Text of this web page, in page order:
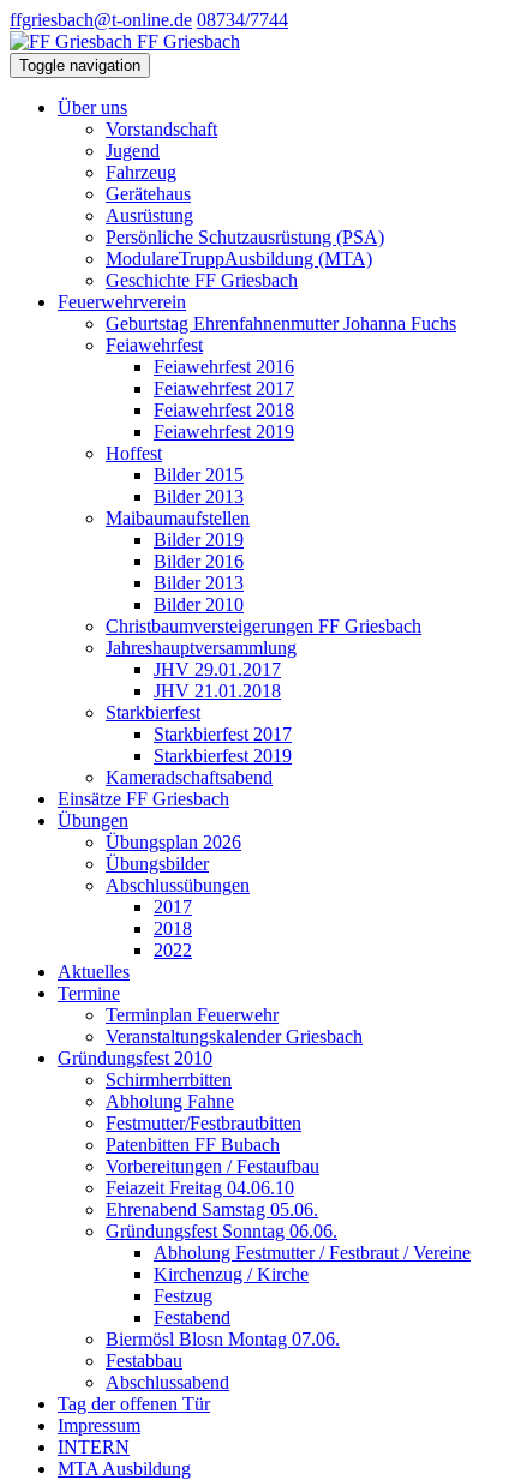
ffgriesbach@t-online.de 08734/7744
FF Griesbach
Toggle navigation
Über uns
Vorstandschaft
Jugend
Fahrzeug
Gerätehaus
Ausrüstung
Persönliche Schutzausrüstung (PSA)
ModulareTruppAusbildung (MTA)
Geschichte FF Griesbach
Feuerwehrverein
Geburtstag Ehrenfahnenmutter Johanna Fuchs
Feiawehrfest
Feiawehrfest 2016
Feiawehrfest 2017
Feiawehrfest 2018
Feiawehrfest 2019
Hoffest
Bilder 2015
Bilder 2013
Maibaumaufstellen
Bilder 2019
Bilder 2016
Bilder 2013
Bilder 2010
Christbaumversteigerungen FF Griesbach
Jahreshauptversammlung
JHV 29.01.2017
JHV 21.01.2018
Starkbierfest
Starkbierfest 2017
Starkbierfest 2019
Kameradschaftsabend
Einsätze FF Griesbach
Übungen
Übungsplan 2026
Übungsbilder
Abschlussübungen
2017
2018
2022
Aktuelles
Termine
Terminplan Feuerwehr
Veranstaltungskalender Griesbach
Gründungsfest 2010
Schirmherrbitten
Abholung Fahne
Festmutter/Festbrautbitten
Patenbitten FF Bubach
Vorbereitungen / Festaufbau
Feiazeit Freitag 04.06.10
Ehrenabend Samstag 05.06.
Gründungsfest Sonntag 06.06.
Abholung Festmutter / Festbraut / Vereine
Kirchenzug / Kirche
Festzug
Festabend
Biermösl Blosn Montag 07.06.
Festabbau
Abschlussabend
Tag der offenen Tür
Impressum
INTERN
MTA Ausbildung